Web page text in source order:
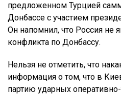
предложенном Турцией
Донбассе с участием
Он напомнил, что Россия не
конфликта по Донбассу.
Нельзя не отметить, что
информация о том, что в
партию ударных оперативно-